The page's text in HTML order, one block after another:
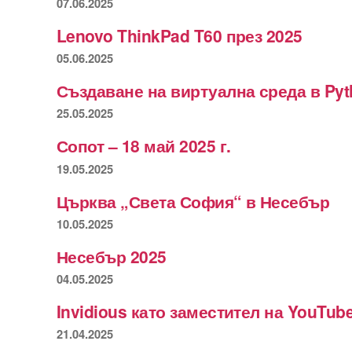
Lenovo ThinkPad T60 през 2025
05.06.2025
Създаване на виртуална среда в
25.05.2025
Сопот – 18 май 2025 г.
19.05.2025
Църква „Света София“ в Несебър
10.05.2025
Несебър 2025
04.05.2025
Invidious като заместител на
21.04.2025